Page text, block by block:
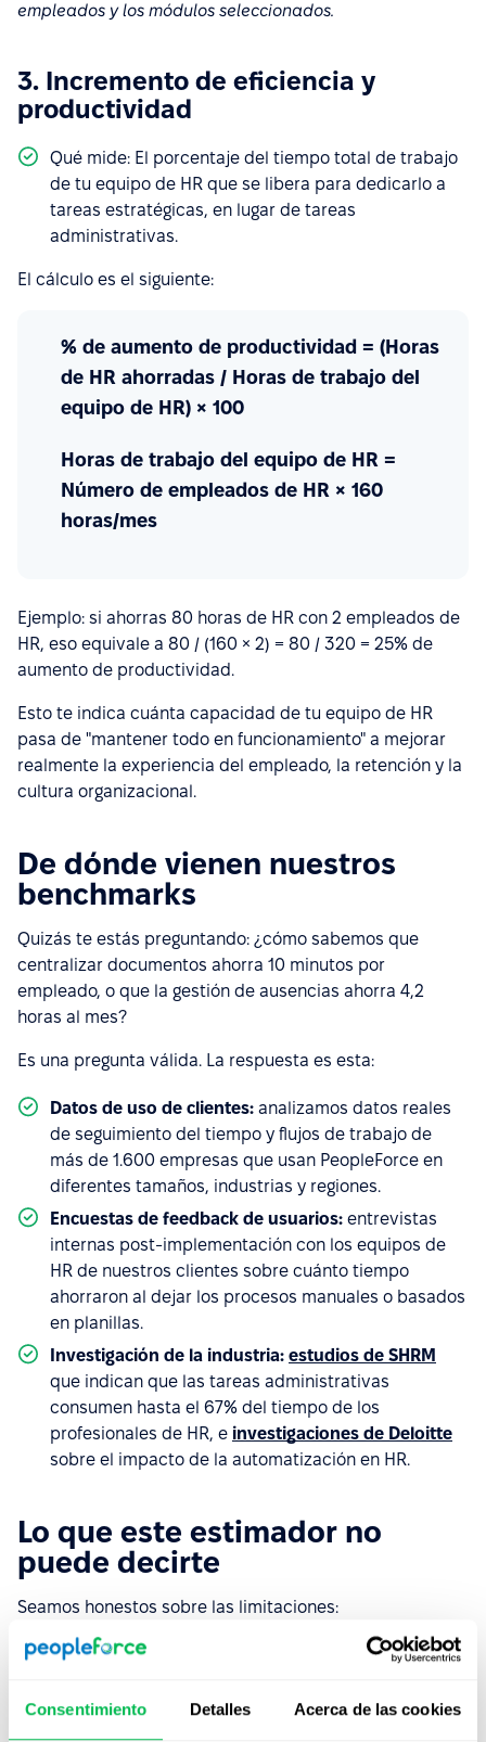
Consentimiento Detalles Acerca de las cookies
empleados y los módulos seleccionados.
3. Incremento de eficiencia y
productividad
Qué mide: El porcentaje del tiempo total de trabajo
de tu equipo de HR que se libera para dedicarlo a
tareas estratégicas, en lugar de tareas
administrativas.
El cálculo es el siguiente:
% de aumento de productividad = (Horas
de HR ahorradas / Horas de trabajo del
equipo de HR) × 100
Horas de trabajo del equipo de HR =
Número de empleados de HR × 160
horas/mes
Ejemplo: si ahorras 80 horas de HR con 2 empleados de
HR, eso equivale a 80 / (160 × 2) = 80 / 320 = 25% de
aumento de productividad.
Esto te indica cuánta capacidad de tu equipo de HR
pasa de "mantener todo en funcionamiento" a mejorar
realmente la experiencia del empleado, la retención y la
cultura organizacional.
De dónde vienen nuestros
benchmarks
Quizás te estás preguntando: ¿cómo sabemos que
centralizar documentos ahorra 10 minutos por
empleado, o que la gestión de ausencias ahorra 4,2
horas al mes?
Es una pregunta válida. La respuesta es esta:
Datos de uso de clientes: analizamos datos reales
de seguimiento del tiempo y flujos de trabajo de
más de 1.600 empresas que usan PeopleForce en
diferentes tamaños, industrias y regiones.
Encuestas de feedback de usuarios: entrevistas
internas post-implementación con los equipos de
HR de nuestros clientes sobre cuánto tiempo
ahorraron al dejar los procesos manuales o basados
en planillas.
Investigación de la industria: estudios de SHRM
que indican que las tareas administrativas
consumen hasta el 67% del tiempo de los
profesionales de HR, e investigaciones de Deloitte
sobre el impacto de la automatización en HR.
Lo que este estimador no
puede decirte
Seamos honestos sobre las limitaciones:
Tus resultados reales van a variar según tu
procesos actuales, más pronunciado será el ahorro